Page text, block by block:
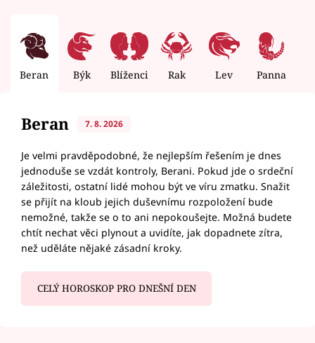
Beran Býk Blíženci Rak Lev Panna
Beran 7. 8. 2026
Je velmi pravděpodobné, že nejlepším řešením je dnes
jednoduše se vzdát kontroly, Berani. Pokud jde o srdeční
záležitosti, ostatní lidé mohou být ve víru zmatku. Snažit
se přijít na kloub jejich duševnímu rozpoložení bude
nemožné, takže se o to ani nepokoušejte. Možná budete
chtít nechat věci plynout a uvidíte, jak dopadnete zítra,
než uděláte nějaké zásadní kroky.
CELÝ HOROSKOP PRO DNEŠNÍ DEN